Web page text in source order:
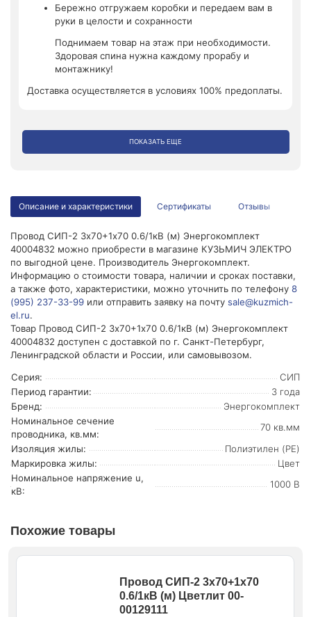
Бережно отгружаем коробки и передаем вам в
руки в целости и сохранности
Поднимаем товар на этаж при необходимости.
Здоровая спина нужна каждому прорабу и
монтажнику!
Доставка осуществляется в условиях 100% предоплаты.
ПОКАЗАТЬ ЕЩЕ
Описание и характеристики Сертификаты Отзывы
Провод СИП-2 3х70+1х70 0.6/1кВ (м) Энергокомплект
40004832 можно приобрести в магазине КУЗЬМИЧ ЭЛЕКТРО
по выгодной цене. Производитель Энергокомплект.
Информацию о стоимости товара, наличии и сроках поставки,
а также фото, характеристики, можно уточнить по телефону 8
(995) 237-33-99 или отправить заявку на почту sale@kuzmich-
el.ru.
Товар Провод СИП-2 3х70+1х70 0.6/1кВ (м) Энергокомплект
40004832 доступен с доставкой по г. Санкт-Петербург,
Ленинградской области и России, или самовывозом.
Серия:
СИП
Период гарантии:
3 года
Бренд:
Энергокомплект
Номинальное сечение
проводника, кв.мм:
70 кв.мм
Изоляция жилы:
Полиэтилен (PE)
Маркировка жилы:
Цвет
Номинальное напряжение u,
кВ:
1000 В
Похожие товары
Провод СИП-2 3х70+1х70
0.6/1кВ (м) Цветлит 00-
00129111